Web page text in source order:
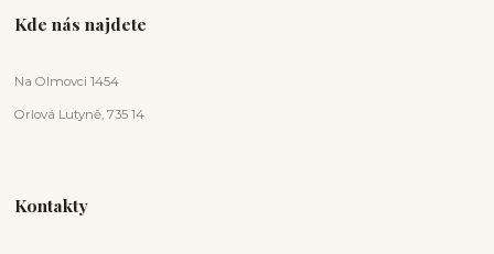
Kde nás najdete
Na Olmovci 1454
Orlová Lutyně, 735 14
Kontakty